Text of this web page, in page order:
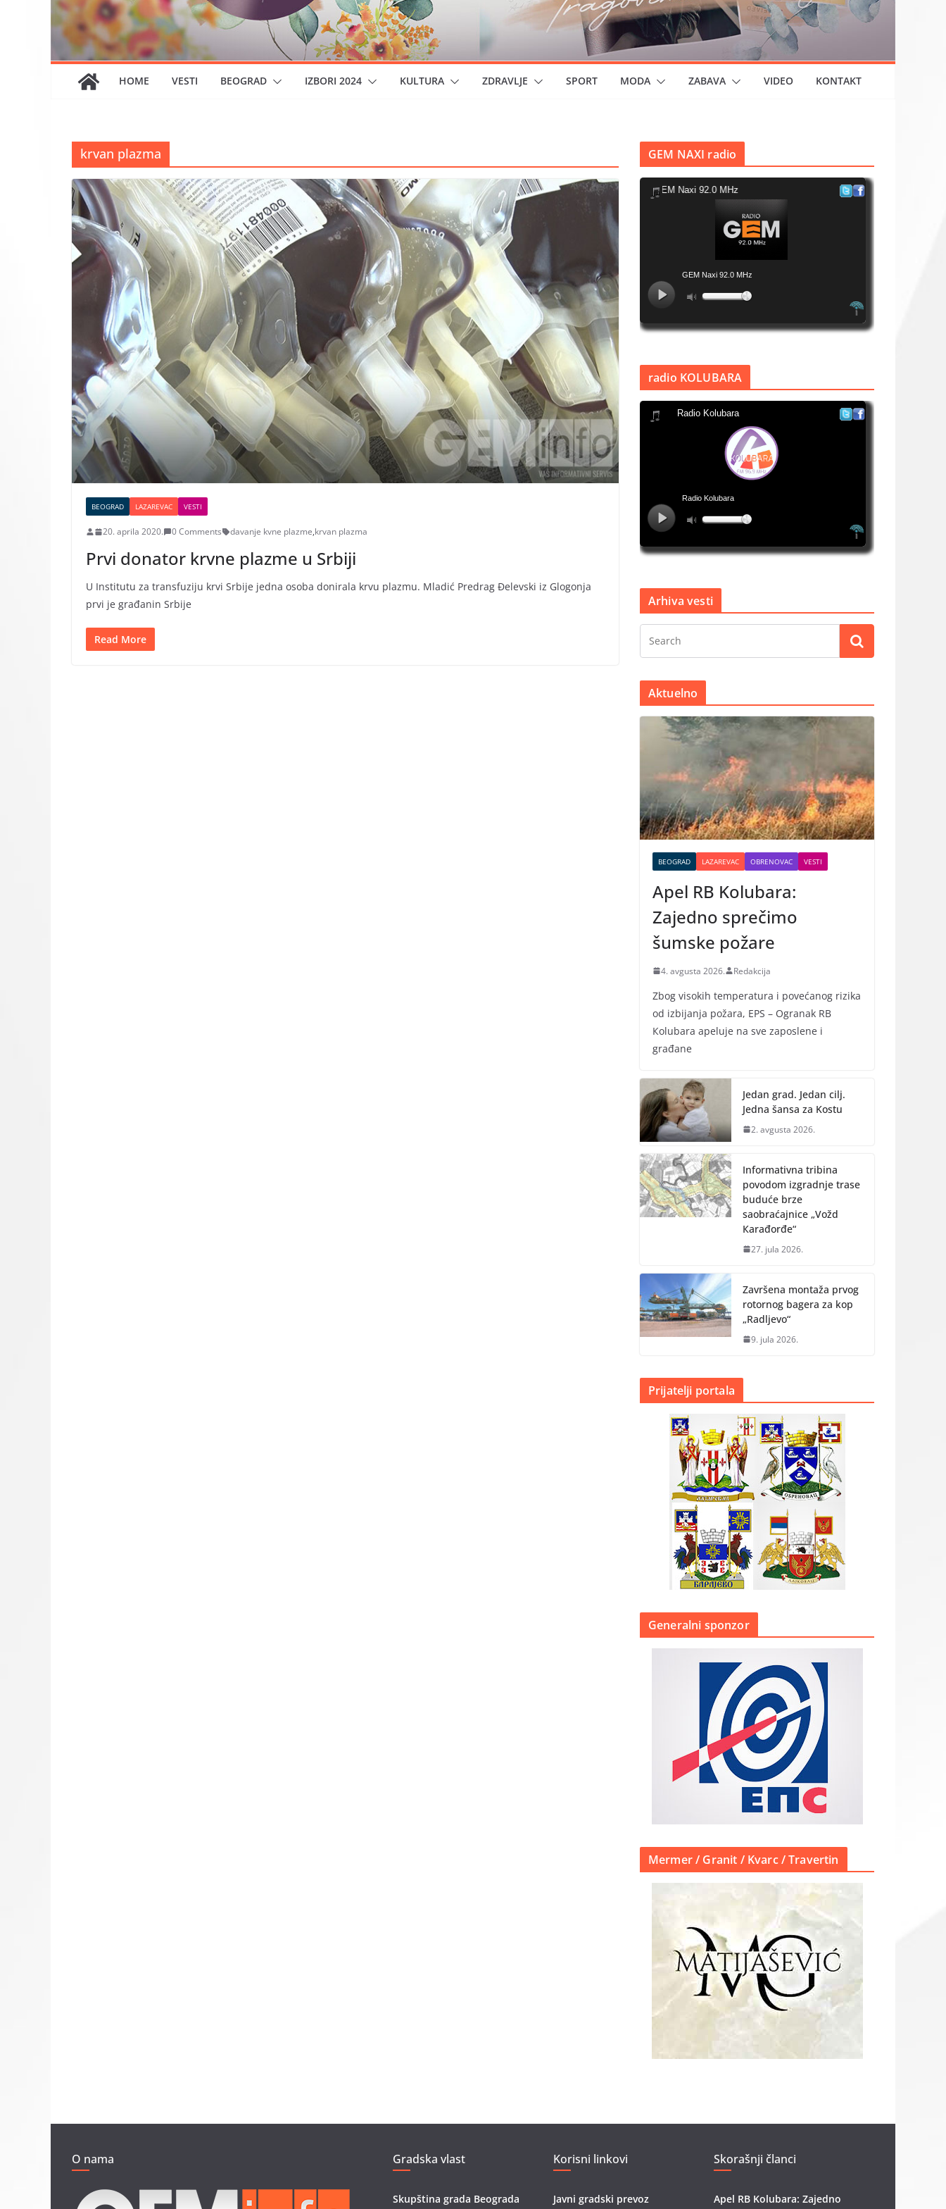
HOME VESTI BEOGRAD IZBORI 2024 KULTURA ZDRAVLJE SPORT MODA ZABAVA VIDEO KONTAKT
krvan plazma
BEOGRAD LAZAREVAC VESTI
20. aprila 2020. 0 Comments davanje kvne plazme,krvan plazma
Prvi donator krvne plazme u Srbiji
U Institutu za transfuziju krvi Srbije jedna osoba donirala krvu plazmu. Mladić Predrag Đelevski iz Glogonja
prvi je građanin Srbije
Read More
GEM NAXI radio
radio KOLUBARA
Arhiva vesti
Aktuelno
BEOGRAD LAZAREVAC OBRENOVAC VESTI
Apel RB Kolubara:
Zajedno sprečimo
šumske požare
4. avgusta 2026. Redakcija
Zbog visokih temperatura i povećanog rizika
od izbijanja požara, EPS – Ogranak RB
Кolubara apeluje na sve zaposlene i
građane
Jedan grad. Jedan cilj.
Jedna šansa za Kostu
2. avgusta 2026.
Informativna tribina
povodom izgradnje trase
buduće brze
saobraćajnice „Vožd
Кarađorđe“
27. jula 2026.
Završena montaža prvog
rotornog bagera za kop
„Radlјevo“
9. jula 2026.
Prijatelji portala
Generalni sponzor
Mermer / Granit / Kvarc / Travertin
O nama Gradska vlast
Skupština grada Beograda
Korisni linkovi
Javni gradski prevoz
Skorašnji članci
Apel RB Kolubara: Zajedno